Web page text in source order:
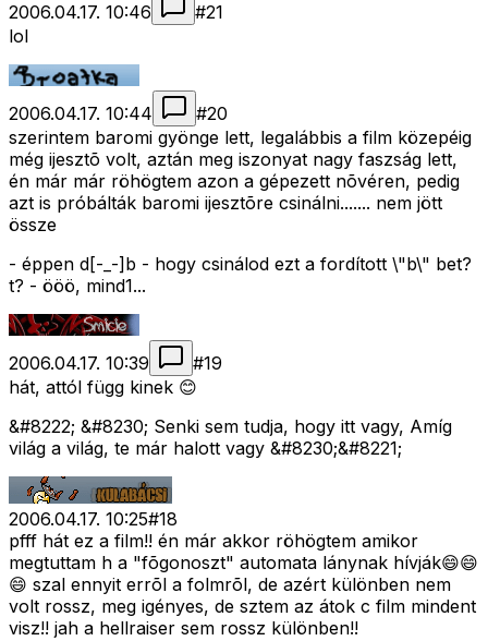
2006.04.17. 10:46 #21
lol
2006.04.17. 10:44 #20
szerintem baromi gyönge lett, legalábbis a film közepéig
még ijesztõ volt, aztán meg iszonyat nagy faszság lett,
én már már röhögtem azon a gépezett nõvéren, pedig
azt is próbálták baromi ijesztõre csinálni....... nem jött
össze
- éppen d[-_-]b - hogy csinálod ezt a fordított \"b\" bet?
t? - ööö, mind1...
2006.04.17. 10:39 #19
hát, attól függ kinek 😊
&#8222; &#8230; Senki sem tudja, hogy itt vagy, Amíg
világ a világ, te már halott vagy &#8230;&#8221;
2006.04.17. 10:25#18
pfff hát ez a film!! én már akkor röhögtem amikor
megtuttam h a "fõgonoszt" automata lánynak hívják😄😄
😄 szal ennyit errõl a folmrõl, de azért különben nem
volt rossz, meg igényes, de sztem az átok c film mindent
visz!! jah a hellraiser sem rossz különben!!